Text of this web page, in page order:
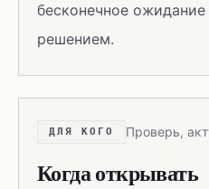
бесконечное
решением.
ДЛЯ КОГО Проверь,
Когда открывать